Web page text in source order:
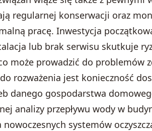
regularnej konserwacji oraz
pracę. Inwestycja
lub brak serwisu skutkuje
może prowadzić do problemów
rozważenia jest konieczność
danego gospodarstwa
analizy przepływu wody w
nowoczesnych systemów